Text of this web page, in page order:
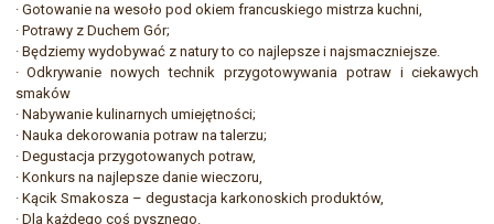
· Gotowanie na wesoło pod okiem francuskiego mistrza kuchni,
· Potrawy z Duchem Gór;
· Będziemy wydobywać z natury to co najlepsze i najsmaczniejsze.
· Odkrywanie nowych technik przygotowywania potraw i ciekawych
smaków
· Nabywanie kulinarnych umiejętności;
· Nauka dekorowania potraw na talerzu;
· Degustacja przygotowanych potraw,
· Konkurs na najlepsze danie wieczoru,
· Kącik Smakosza – degustacja karkonoskich produktów,
· Dla każdego coś pysznego.